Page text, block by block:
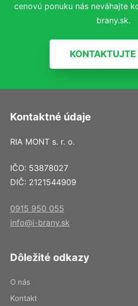
cenovú ponuku nás neváhajte
brany.sk.
KONTAKTUJTE
Kontaktné údaje
RIA MONT s. r. o.
IČO: 53878027
DIČ: 2121544909
0915 950 055
info@i-brany.sk
Dôležité odkazy
O nás
Kontakt